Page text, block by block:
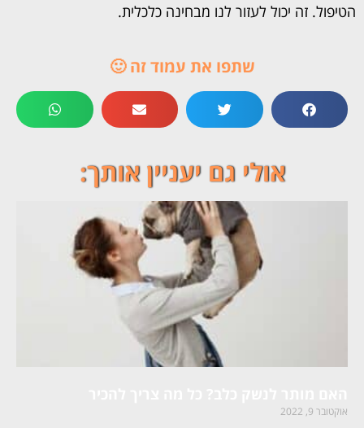
הטיפול. זה יכול לעזור לנו מבחינה כלכלית.
שתפו את עמוד זה 🙂
אולי גם יעניין אותך:
אוקטובר 9, 2022